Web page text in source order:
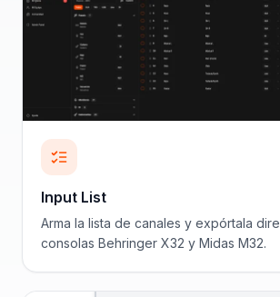
Input List
Arma la lista de canales y expórtala
consolas Behringer X32 y Midas M32.